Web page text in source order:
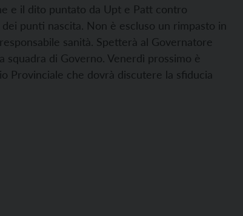
e il dito puntato da Upt e Patt contro
punti nascita. Non è escluso un rimpasto in
sanità. Spetterà al Governatore
squadra di Governo. Venerdì prossimo è
Provinciale che dovrà discutere la sfiducia